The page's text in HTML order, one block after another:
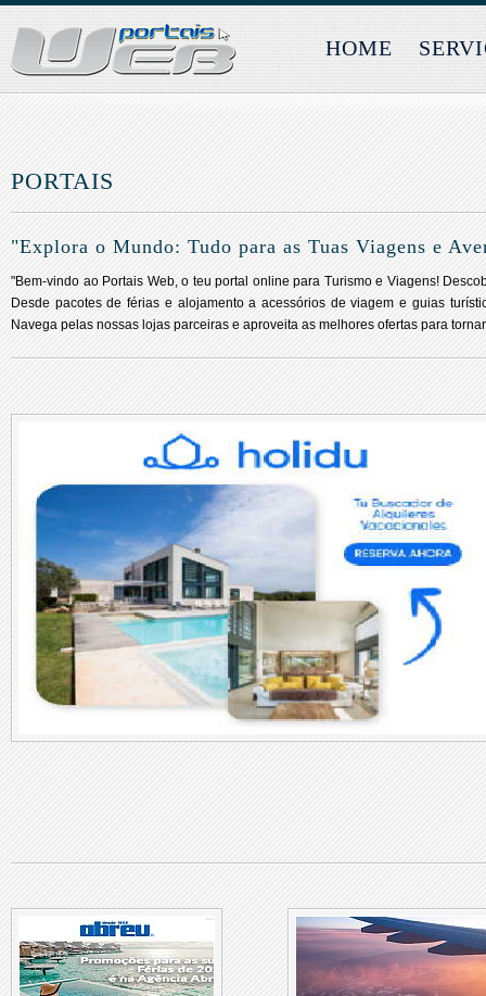
HOME
PORTAIS
"Explora o Mundo: Tudo para as Tuas Viagens e
"Bem-vindo ao Portais Web, o teu portal online para Turismo e Viagens!
Desde pacotes de férias e alojamento a acessórios de viagem e guias
Navega pelas nossas lojas parceiras e aproveita as melhores ofertas para